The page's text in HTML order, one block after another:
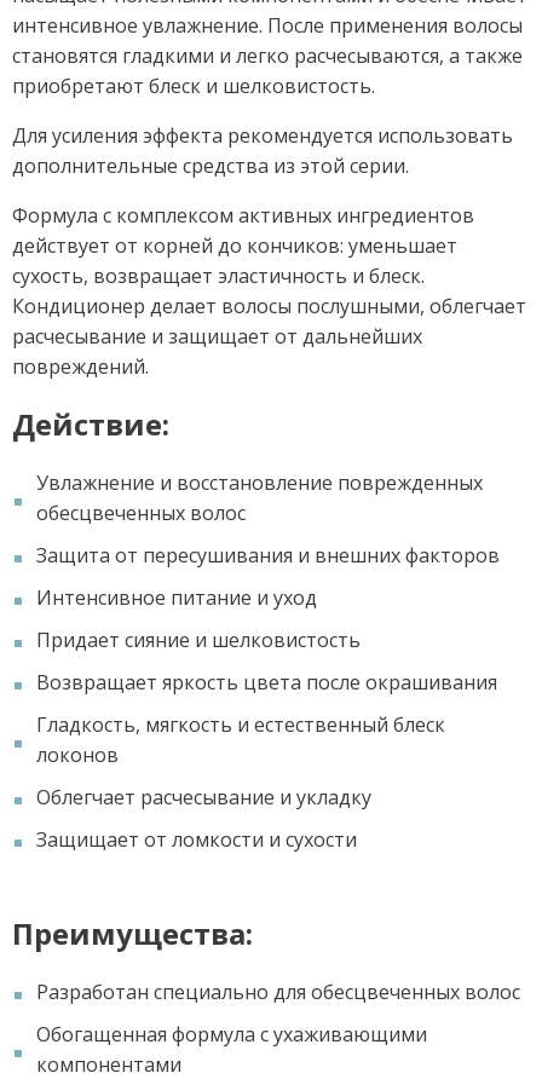
интенсивное увлажнение. После применения волосы
становятся гладкими и легко расчесываются, а также
приобретают блеск и шелковистость.
Для усиления эффекта рекомендуется использовать
дополнительные средства из этой серии.
Формула с комплексом активных ингредиентов
действует от корней до кончиков: уменьшает
сухость, возвращает эластичность и блеск.
Кондиционер делает волосы послушными, облегчает
расчесывание и защищает от дальнейших
повреждений.
Действие:
Увлажнение и восстановление поврежденных
обесцвеченных волос
Защита от пересушивания и внешних факторов
Интенсивное питание и уход
Придает сияние и шелковистость
Возвращает яркость цвета после окрашивания
Гладкость, мягкость и естественный блеск
локонов
Облегчает расчесывание и укладку
Защищает от ломкости и сухости
Преимущества:
Разработан специально для обесцвеченных волос
Обогащенная формула с ухаживающими
компонентами